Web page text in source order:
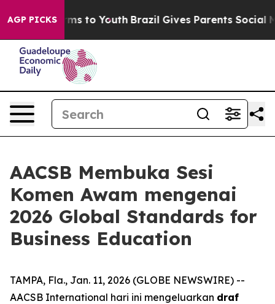
AGP PICKS
Harms to Youth Brazil Gives Parents Social
AACSB Membuka Sesi
Komen Awam mengenai
2026 Global Standards for
Business Education
TAMPA, Fla., Jan. 11, 2026 (GLOBE NEWSWIRE) --
AACSB International hari ini mengeluarkan draf